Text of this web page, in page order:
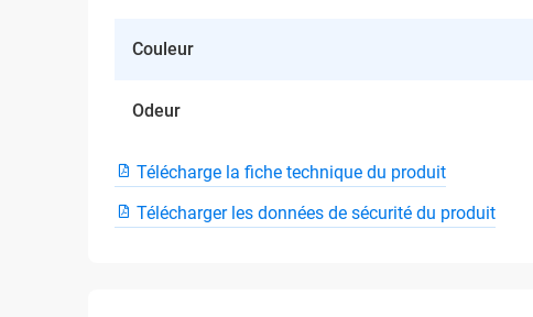
Couleur
Odeur
Télécharge la fiche technique du produit
Télécharger les données de sécurité du produit